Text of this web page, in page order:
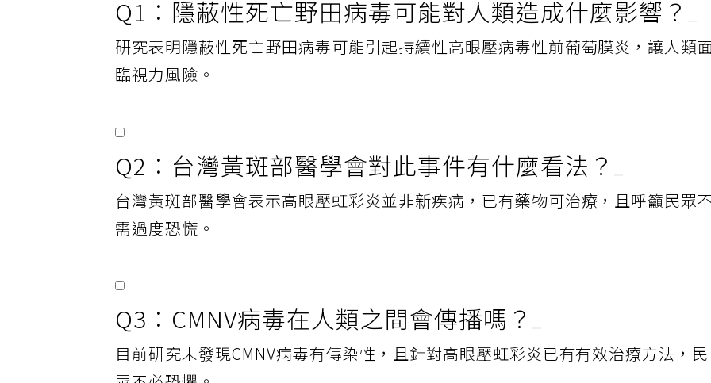
Q1：隱蔽性死亡野田病毒可能對人類造成什麼影響？
研究表明隱蔽性死亡野田病毒可能引起持續性高眼壓病毒性前葡萄膜炎，讓人類面
臨視力風險。
Q2：台灣黃斑部醫學會對此事件有什麼看法？
台灣黃斑部醫學會表示高眼壓虹彩炎並非新疾病，已有藥物可治療，且呼籲民眾不
需過度恐慌。
Q3：CMNV病毒在人類之間會傳播嗎？
目前研究未發現CMNV病毒有傳染性，且針對高眼壓虹彩炎已有有效治療方法，民